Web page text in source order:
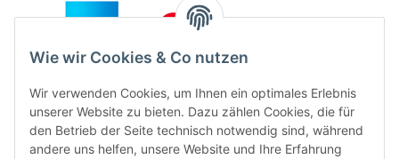
Wie wir Cookies & Co nutzen
Wir verwenden Cookies, um Ihnen ein optimales Erlebnis
unserer Website zu bieten. Dazu zählen Cookies, die für
den Betrieb der Seite technisch notwendig sind, während
andere uns helfen, unsere Website und Ihre Erfahrung